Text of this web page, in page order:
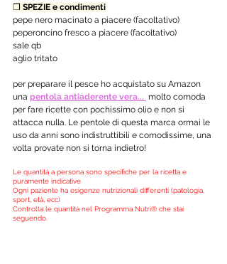
❒ SPEZIE e condimenti
pepe nero macinato a piacere (facoltativo)
peperoncino fresco a piacere (facoltativo)
sale qb
aglio tritato
per preparare il pesce ho acquistato su Amazon
una pentola antiaderente vera... molto comoda
per fare ricette con pochissimo olio e non si
attacca nulla. Le pentole di questa marca ormai le
uso da anni sono indistruttibili e comodissime, una
volta provate non si torna indietro!
Le quantità a persona sono specifiche per la ricetta e
puramente indicative
Ogni paziente ha esigenze nutrizionali differenti (patologia,
sport, età, ecc)
Controlla le quantità nel Programma Nutri® che stai
seguendo.